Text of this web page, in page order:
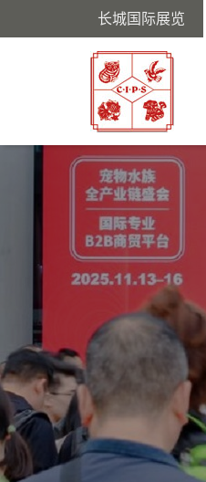
长城国际展览